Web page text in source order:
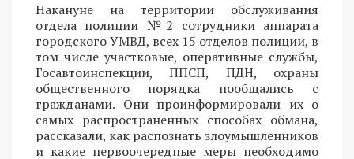
Накануне на территории обслуживания
отдела полиции №2 сотрудники аппарата
городского УМВД, всех 15 отделов полиции, в
том числе участковые, оперативные службы,
Госавтоинспекции, ППСП, ПДН, охраны
общественного порядка пообщались с
гражданами. Они проинформировали их о
самых распространенных способах обмана,
рассказали, как распознать злоумышленников
и какие первоочередные меры необходимо